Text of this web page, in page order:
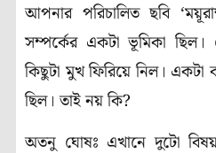
আপনার পরিচালিত ছবি
সম্পর্কের একটা ভূমিকা ছিল।
কিছুটা মুখ ফিরিয়ে নিল। একটা
ছিল। তাই নয় কি?
অতনু ঘোষঃ এখানে দুটো